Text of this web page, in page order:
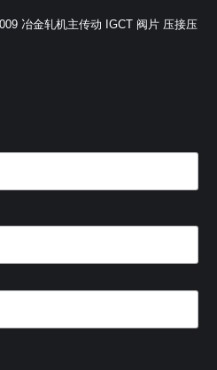
冶金轧机主传动 IGCT 阀片 压接压